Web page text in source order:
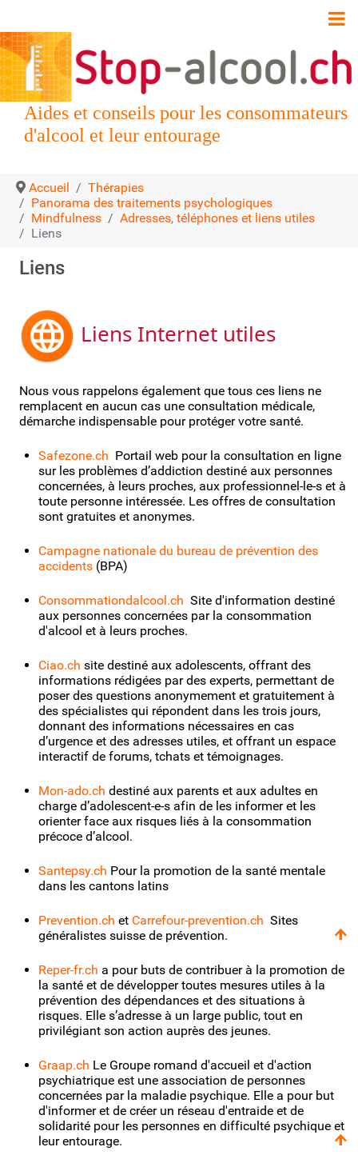
Aides et conseils pour les consommateurs
d'alcool et leur entourage
Accueil
Thérapies
Panorama des traitements psychologiques
Mindfulness
Adresses, téléphones et liens utiles
Liens
Liens
Liens Internet utiles
Nous vous rappelons également que tous ces liens ne
remplacent en aucun cas une consultation médicale,
démarche indispensable pour protéger votre santé.
Safezone.ch Portail web pour la consultation en ligne
sur les problèmes d’addiction destiné aux personnes
concernées, à leurs proches, aux professionnel-le-s et à
toute personne intéressée. Les offres de consultation
sont gratuites et anonymes.
Campagne nationale du bureau de prévention des
accidents (BPA)
Consommationdalcool.ch Site d'information destiné
aux personnes concernées par la consommation
d'alcool et à leurs proches.
Ciao.ch site destiné aux adolescents, offrant des
informations rédigées par des experts, permettant de
poser des questions anonymement et gratuitement à
des spécialistes qui répondent dans les trois jours,
donnant des informations nécessaires en cas
d’urgence et des adresses utiles, et offrant un espace
interactif de forums, tchats et témoignages.
Mon-ado.ch destiné aux parents et aux adultes en
charge d’adolescent-e-s afin de les informer et les
orienter face aux risques liés à la consommation
précoce d’alcool.
Santepsy.ch Pour la promotion de la santé mentale
dans les cantons latins
Prevention.ch et Carrefour-prevention.ch Sites
généralistes suisse de prévention.
Reper-fr.ch a pour buts de contribuer à la promotion de
la santé et de développer toutes mesures utiles à la
prévention des dépendances et des situations à
risques. Elle s’adresse à un large public, tout en
privilégiant son action auprès des jeunes.
Graap.ch Le Groupe romand d'accueil et d'action
psychiatrique est une association de personnes
concernées par la maladie psychique. Elle a pour but
d'informer et de créer un réseau d'entraide et de
solidarité pour les personnes en difficulté psychique et
leur entourage.